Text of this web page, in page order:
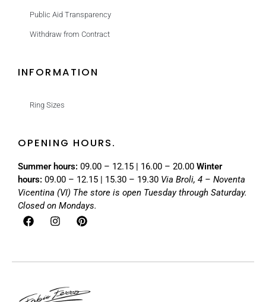
Public Aid Transparency
Withdraw from Contract
INFORMATION
Ring Sizes
OPENING HOURS.
Summer hours: 09.00 – 12.15 | 16.00 – 20.00 Winter
hours: 09.00 – 12.15 | 15.30 – 19.30 Via Broli, 4 – Noventa
Vicentina (VI) The store is open Tuesday through Saturday.
Closed on Mondays.